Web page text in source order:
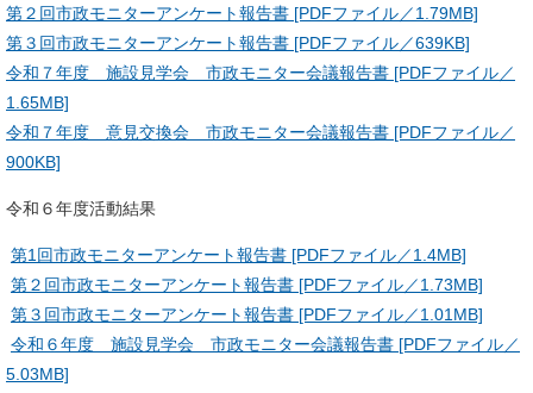
第２回市政モニターアンケート報告書 [PDFファイル／1.79MB]
第３回市政モニターアンケート報告書 [PDFファイル／639KB]
令和７年度 施設見学会 市政モニター会議報告書 [PDFファイル／
1.65MB]
令和７年度 意見交換会 市政モニター会議報告書 [PDFファイル／
900KB]
令和６年度活動結果
第1回市政モニターアンケート報告書 [PDFファイル／1.4MB]
第２回市政モニターアンケート報告書 [PDFファイル／1.73MB]
第３回市政モニターアンケート報告書 [PDFファイル／1.01MB]
令和６年度 施設見学会 市政モニター会議報告書 [PDFファイル／
5.03MB]